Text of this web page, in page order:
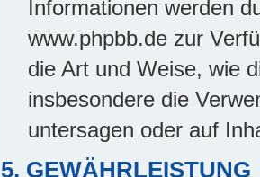
Informationen werden
www.phpbb.de zur
die Art und Weise, wie
insbesondere die
untersagen oder auf
5. GEWÄHRLEISTUNG